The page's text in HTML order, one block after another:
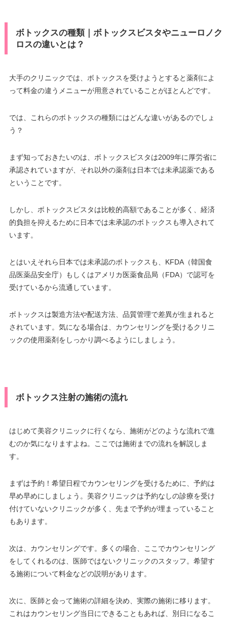
ボトックスの種類｜ボトックスビスタやニューロノク
ロスの違いとは？
大手のクリニックでは、ボトックスを受けようとすると薬剤によ
って料金の違うメニューが用意されていることがほとんどです。
では、これらのボトックスの種類にはどんな違いがあるのでしょ
う？
まず知っておきたいのは、ボトックスビスタは2009年に厚労省に
承認されていますが、それ以外の薬剤は日本では未承認薬である
ということです。
しかし、ボトックスビスタは比較的高額であることが多く、経済
的負担を抑えるために日本では未承認のボトックスも導入されて
います。
とはいえそれら日本では未承認のボトックスも、KFDA（韓国食
品医薬品安全庁）もしくはアメリカ医薬食品局（FDA）で認可を
受けているから流通しています。
ボトックスは製造方法や配送方法、品質管理で差異が生まれると
されています。気になる場合は、カウンセリングを受けるクリニ
ックの使用薬剤をしっかり調べるようにしましょう。
ボトックス注射の施術の流れ
はじめて美容クリニックに行くなら、施術がどのような流れで進
むのか気になりますよね。ここでは施術までの流れを解説しま
す。
まずは予約！希望日程でカウンセリングを受けるために、予約は
早め早めにしましょう。美容クリニックは予約なしの診療を受け
付けていないクリニックが多く、先まで予約が埋まっていること
もあります。
次は、カウンセリングです。多くの場合、ここでカウンセリング
をしてくれるのは、医師ではないクリニックのスタッフ。希望す
る施術について料金などの説明があります。
次に、医師と会って施術の詳細を決め、実際の施術に移ります。
これはカウンセリング当日にできることもあれば、別日になるこ